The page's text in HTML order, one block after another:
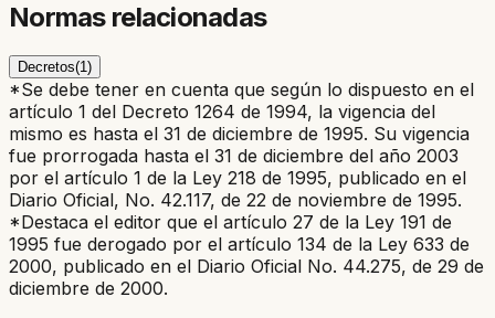
Normas relacionadas
Decretos(1)
*Se debe tener en cuenta que según lo dispuesto en el
artículo 1 del Decreto 1264 de 1994, la vigencia del
mismo es hasta el 31 de diciembre de 1995. Su vigencia
fue prorrogada hasta el 31 de diciembre del año 2003
por el artículo 1 de la Ley 218 de 1995, publicado en el
Diario Oficial, No. 42.117, de 22 de noviembre de 1995.
*Destaca el editor que el artículo 27 de la Ley 191 de
1995 fue derogado por el artículo 134 de la Ley 633 de
2000, publicado en el Diario Oficial No. 44.275, de 29 de
diciembre de 2000.